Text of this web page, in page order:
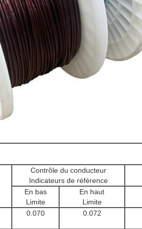
Contrôle du conducteur
Indicateurs de référence
En bas
Limite
En haut
Limite
0.070 0.072